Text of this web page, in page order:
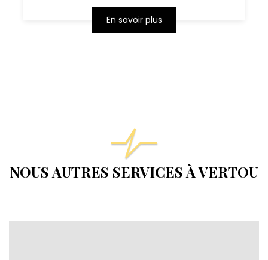
En savoir plus
NOUS AUTRES SERVICES À VERTOU